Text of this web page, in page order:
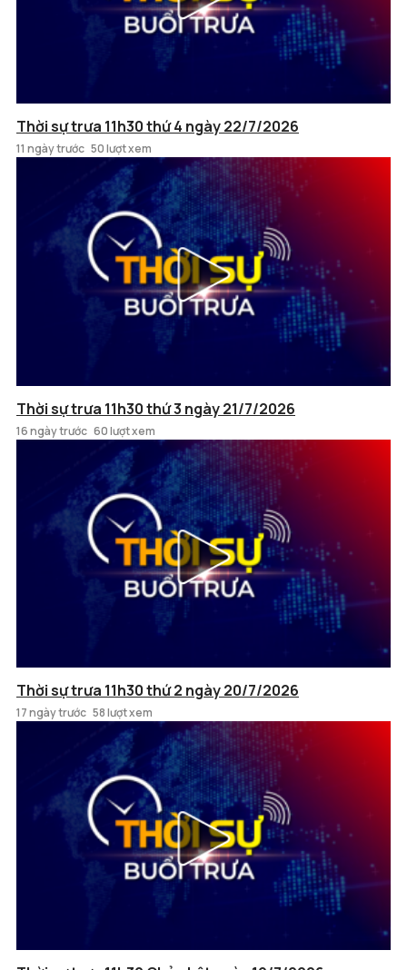
Thời sự trưa 11h30 thứ 4 ngày 22/7/2026
11 ngày trước 50 lượt xem
Thời sự trưa 11h30 thứ 3 ngày 21/7/2026
16 ngày trước 60 lượt xem
Thời sự trưa 11h30 thứ 2 ngày 20/7/2026
17 ngày trước 58 lượt xem